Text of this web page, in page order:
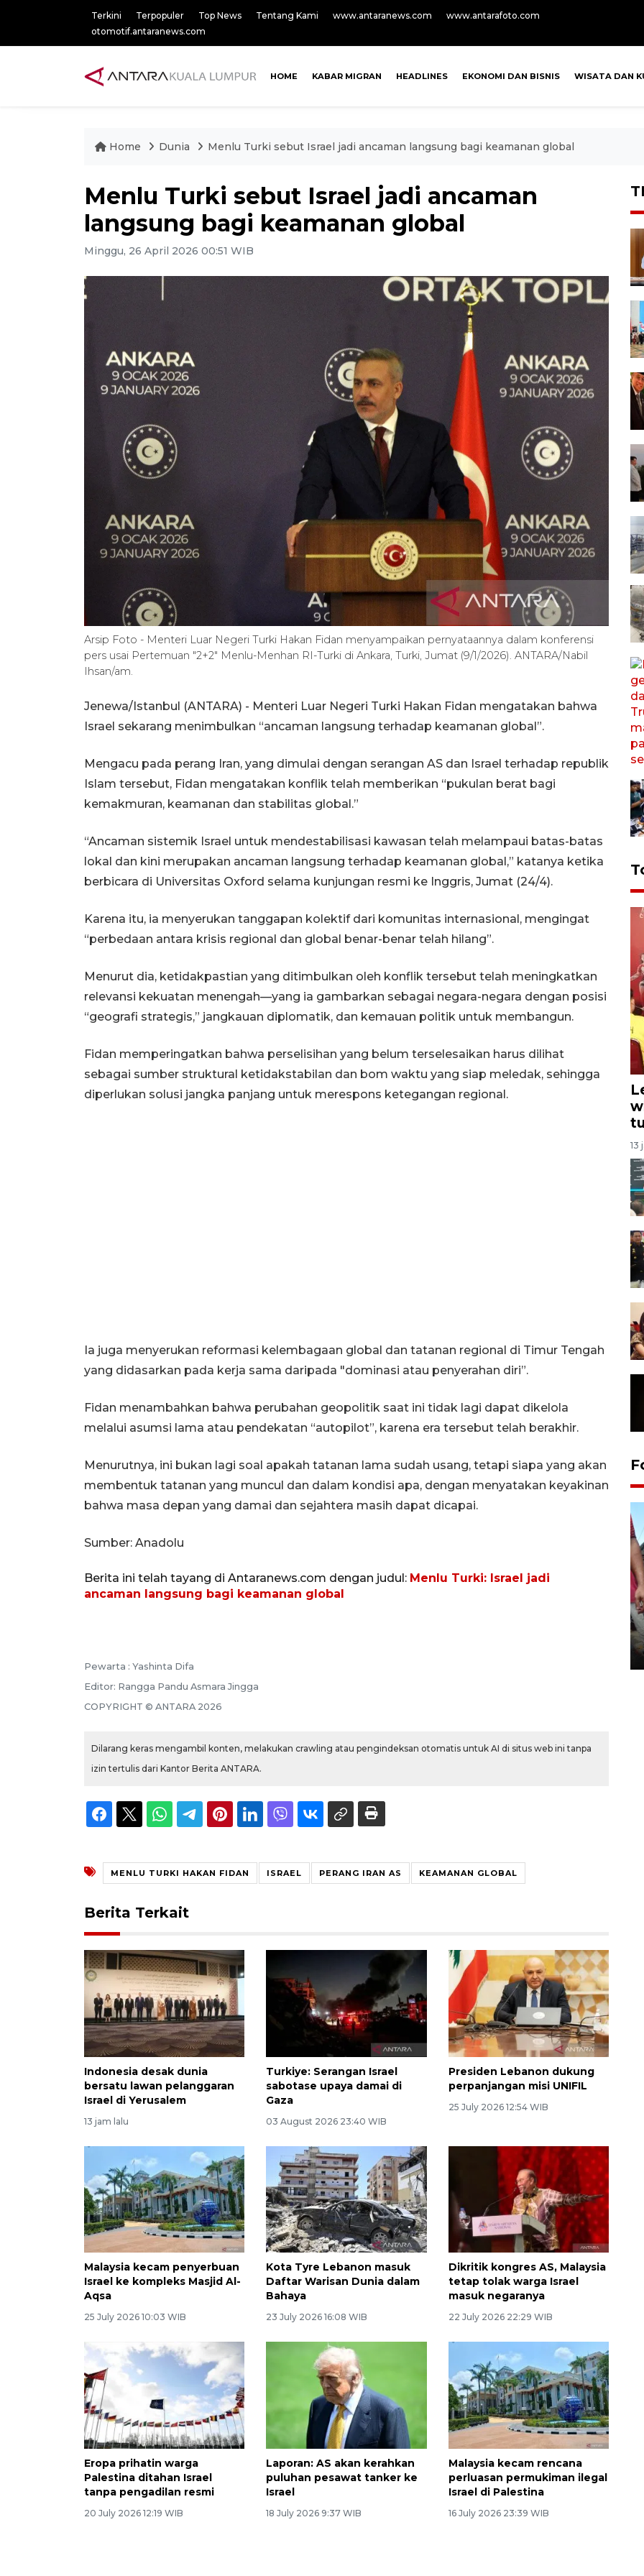
Terkini Terpopuler Top News Tentang Kami www.antaranews.com
www.antarafoto.com
otomotif.antaranews.com
HOME KABAR MIGRAN HEADLINES EKONOMI DAN BISNIS WISATA DAN
Home Dunia Menlu Turki sebut Israel jadi ancaman langsung bagi keamanan global
Menlu Turki sebut Israel jadi ancaman
langsung bagi keamanan global
Minggu, 26 April 2026 00:51 WIB
Arsip Foto - Menteri Luar Negeri Turki Hakan Fidan menyampaikan pernyataannya dalam konferensi
pers usai Pertemuan "2+2" Menlu-Menhan RI-Turki di Ankara, Turki, Jumat (9/1/2026). ANTARA/Nabil
Ihsan/am.
Jenewa/Istanbul (ANTARA) - Menteri Luar Negeri Turki Hakan Fidan mengatakan bahwa
Israel sekarang menimbulkan “ancaman langsung terhadap keamanan global”.
Mengacu pada perang Iran, yang dimulai dengan serangan AS dan Israel terhadap republik
Islam tersebut, Fidan mengatakan konflik telah memberikan “pukulan berat bagi
kemakmuran, keamanan dan stabilitas global.”
“Ancaman sistemik Israel untuk mendestabilisasi kawasan telah melampaui batas-batas
lokal dan kini merupakan ancaman langsung terhadap keamanan global,” katanya ketika
berbicara di Universitas Oxford selama kunjungan resmi ke Inggris, Jumat (24/4).
Karena itu, ia menyerukan tanggapan kolektif dari komunitas internasional, mengingat
“perbedaan antara krisis regional dan global benar-benar telah hilang”.
Menurut dia, ketidakpastian yang ditimbulkan oleh konflik tersebut telah meningkatkan
relevansi kekuatan menengah—yang ia gambarkan sebagai negara-negara dengan posisi
“geografi strategis,” jangkauan diplomatik, dan kemauan politik untuk membangun.
Fidan memperingatkan bahwa perselisihan yang belum terselesaikan harus dilihat
sebagai sumber struktural ketidakstabilan dan bom waktu yang siap meledak, sehingga
diperlukan solusi jangka panjang untuk merespons ketegangan regional.
Ia juga menyerukan reformasi kelembagaan global dan tatanan regional di Timur Tengah
yang didasarkan pada kerja sama daripada "dominasi atau penyerahan diri”.
Fidan menambahkan bahwa perubahan geopolitik saat ini tidak lagi dapat dikelola
melalui asumsi lama atau pendekatan “autopilot”, karena era tersebut telah berakhir.
Menurutnya, ini bukan lagi soal apakah tatanan lama sudah usang, tetapi siapa yang akan
membentuk tatanan yang muncul dan dalam kondisi apa, dengan menyatakan keyakinan
bahwa masa depan yang damai dan sejahtera masih dapat dicapai.
Sumber: Anadolu
Berita ini telah tayang di Antaranews.com dengan judul: Menlu Turki: Israel jadi
ancaman langsung bagi keamanan global
Pewarta : Yashinta Difa
Editor: Rangga Pandu Asmara Jingga
COPYRIGHT © ANTARA 2026
Dilarang keras mengambil konten, melakukan crawling atau pengindeksan otomatis untuk AI di situs web ini tanpa
izin tertulis dari Kantor Berita ANTARA.
MENLU TURKI HAKAN FIDAN ISRAEL PERANG IRAN AS KEAMANAN GLOBAL
Berita Terkait
Indonesia desak dunia
bersatu lawan pelanggaran
Israel di Yerusalem
13 jam lalu
Turkiye: Serangan Israel
sabotase upaya damai di
Gaza
03 August 2026 23:40 WIB
Presiden Lebanon dukung
perpanjangan misi UNIFIL
25 July 2026 12:54 WIB
Malaysia kecam penyerbuan
Israel ke kompleks Masjid Al-
Aqsa
25 July 2026 10:03 WIB
Kota Tyre Lebanon masuk
Daftar Warisan Dunia dalam
Bahaya
23 July 2026 16:08 WIB
Dikritik kongres AS, Malaysia
tetap tolak warga Israel
masuk negaranya
22 July 2026 22:29 WIB
Eropa prihatin warga
Palestina ditahan Israel
tanpa pengadilan resmi
20 July 2026 12:19 WIB
Laporan: AS akan kerahkan
puluhan pesawat tanker ke
Israel
18 July 2026 9:37 WIB
Malaysia kecam rencana
perluasan permukiman ilegal
Israel di Palestina
16 July 2026 23:39 WIB
13